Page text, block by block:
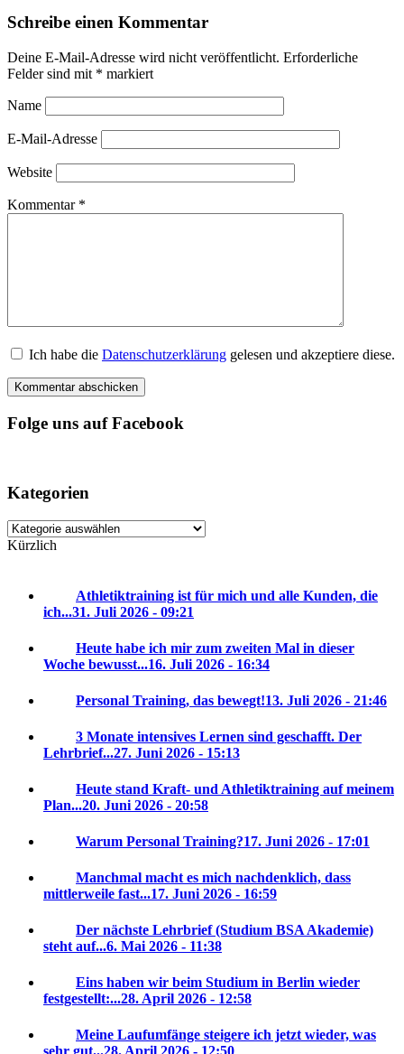
Schreibe einen Kommentar
Deine E-Mail-Adresse wird nicht veröffentlicht. Erforderliche
Felder sind mit * markiert
Name
E-Mail-Adresse
Website
Kommentar *
Ich habe die Datenschutzerklärung gelesen und akzeptiere diese.
Folge uns auf Facebook
Kategorien
Kategorien
Kürzlich
Athletiktraining ist für mich und alle Kunden, die
ich...31. Juli 2026 - 09:21
Heute habe ich mir zum zweiten Mal in dieser
Woche bewusst...16. Juli 2026 - 16:34
Personal Training, das bewegt!13. Juli 2026 - 21:46
3 Monate intensives Lernen sind geschafft. Der
Lehrbrief...27. Juni 2026 - 15:13
Heute stand Kraft- und Athletiktraining auf meinem
Plan...20. Juni 2026 - 20:58
Warum Personal Training?17. Juni 2026 - 17:01
Manchmal macht es mich nachdenklich, dass
mittlerweile fast...17. Juni 2026 - 16:59
Der nächste Lehrbrief (Studium BSA Akademie)
steht auf...6. Mai 2026 - 11:38
Eins haben wir beim Studium in Berlin wieder
festgestellt:...28. April 2026 - 12:58
Meine Laufumfänge steigere ich jetzt wieder, was
sehr gut...28. April 2026 - 12:50